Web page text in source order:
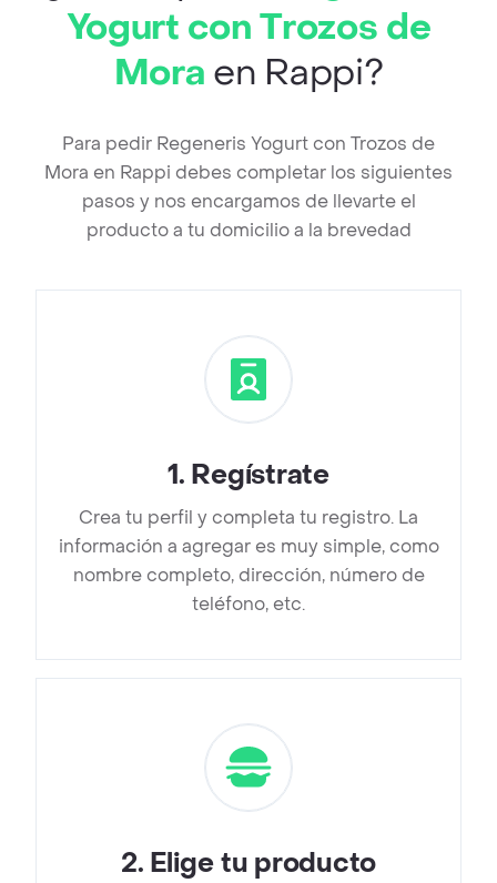
Yogurt con Trozos de
Mora en Rappi?
Para pedir Regeneris Yogurt con Trozos de
Mora en Rappi debes completar los siguientes
pasos y nos encargamos de llevarte el
producto a tu domicilio a la brevedad
1. Regístrate
Crea tu perfil y completa tu registro. La
información a agregar es muy simple, como
nombre completo, dirección, número de
teléfono, etc.
2. Elige tu producto